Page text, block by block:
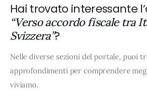
Hai trovato interessante
“Verso accordo fiscale tra
Svizzera”?
Nelle diverse sezioni del portale, puoi
approfondimenti per comprendere
viviamo.